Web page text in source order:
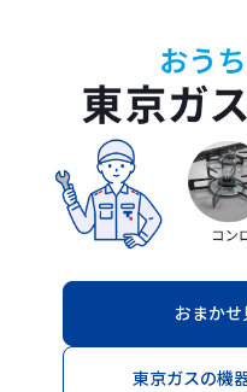
おまか
東京ガスの機